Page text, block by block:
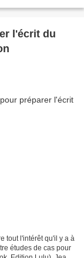
l'écrit du
tout l'intérêt qu'il y a à
études de cas pour